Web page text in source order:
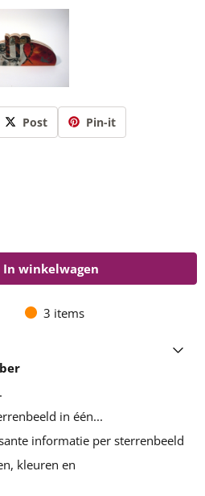
Post Pin-it
In winkelwagen
3 items
in één...
informatie per sterrenbeeld
kleuren en